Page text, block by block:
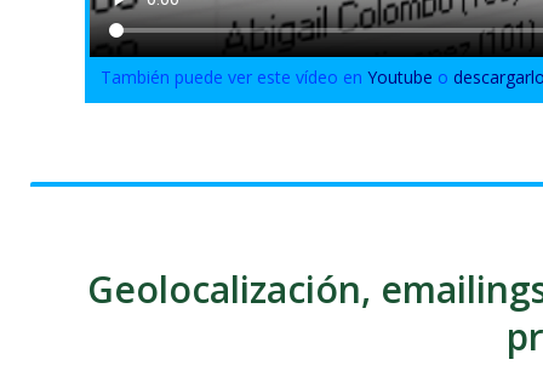
También puede ver este vídeo enYoutube o
Geolocalización,